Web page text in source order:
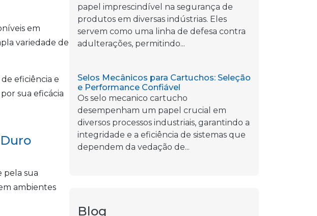
em
variedade de
eficiência e
sua eficácia
pela sua
ambientes
papel imprescindível na segurança de
produtos em diversas indústrias. Eles
servem como uma linha de defesa contra
adulterações, permitindo...
Selos Mecânicos para Cartuchos: Seleção
e Performance Confiável
Os selo mecanico cartucho
desempenham um papel crucial em
diversos processos industriais, garantindo a
integridade e a eficiência de sistemas que
dependem da vedação de...
Blog